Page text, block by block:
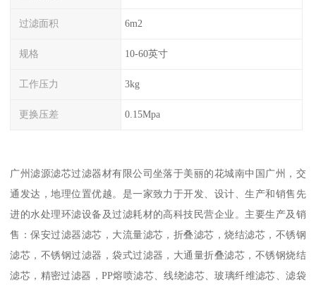
过滤面积 6m2
规格 10-60英寸
工作压力 3kg
更换压差 0.15Mpa
广州滤源滤芯过滤器材有限公司坐落于美丽的花城南中国广州，交
通发达，地理位置优越。是一家致力于开发、设计、生产和销售先
进的水处理环滤设备及过滤耗材的高科技民营企业。主要生产及销
售：保安过滤器滤芯，大流量滤芯，折叠滤芯，烧结滤芯，不锈钢
滤芯，不锈钢过滤器，袋式过滤器，大通量折叠滤芯，不锈钢烧结
滤芯，精密过滤器，PP熔喷滤芯、线绕滤芯、玻璃纤维滤芯、滤袋